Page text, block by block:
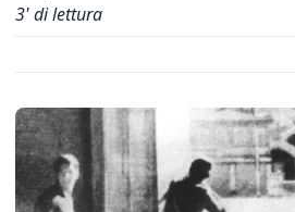
3' di lettura